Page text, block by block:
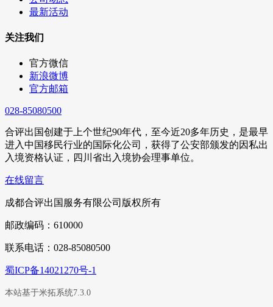
最新活动
关注我们
官方微信
新浪微博
官方邮箱
028-85080500
合评出国创建于上个世纪90年代，至今近20多年历史，是最早
进入中国移民行业的国际化公司，获得了公安部颁发的因私出
入境资格认证，四川省出入境协会理事单位。
在线留言
成都合评出国服务有限公司版权所有
邮政编码：610000
联系电话：028-85080500
蜀ICP备14021270号-1
本站基于米拓系统7.3.0